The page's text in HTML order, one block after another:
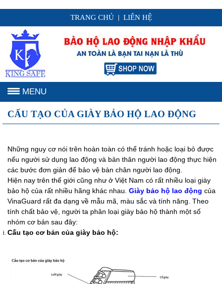
TRANG CHỦ LIÊN HỆ
MENU
CẤU TẠO CỦA GIÀY BẢO HỘ LAO ĐỘNG
Những nguy cơ nói trên hoàn toàn có thể tránh hoặc loại bỏ được
nếu người sử dụng lao động và bản thân người lao động thực hiện
các bước đơn giản để bảo vệ bàn chân người lao động.
Hiện nay trên thế giới cũng như ở Việt Nam có rất nhiều loại giày
bảo hộ của rất nhiều hãng khác nhau. Giày bảo hộ lao động của
VinaGuard rất đa dạng về mẫu mã, màu sắc và tính năng. Theo
tính chất bảo vệ, người ta phân loại giày bảo hộ thành một số
nhóm cơ bản sau đây:
Cấu tạo cơ bản của giày bảo hộ: